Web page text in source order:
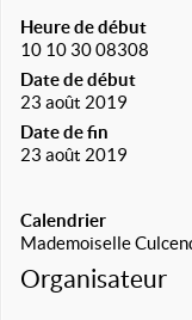
Heure de début
10 10 30 08308
Date de début
23 août 2019
Date de fin
23 août 2019
Calendrier
Mademoiselle
Organisateur